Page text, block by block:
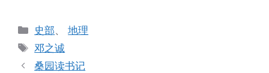
分
类
史部、地理
标
签
邓之诚
桑园读书记